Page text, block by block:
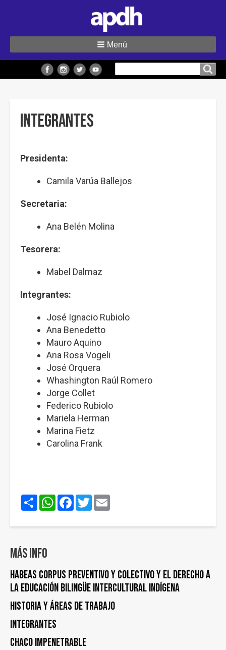
Menú
Integrantes
Presidenta:
Camila Varúa Ballejos
Secretaria:
Ana Belén Molina
Tesorera:
Mabel Dalmaz
Integrantes:
José Ignacio Rubiolo
Ana Benedetto
Mauro Aquino
Ana Rosa Vogeli
José Orquera
Whashington Raúl Romero
Jorge Collet
Federico Rubiolo
Mariela Herman
Marina Fietz
Carolina Frank
ShareWhatsApp
Facebook
Twitter
Más info
HABEAS CORPUS PREVENTIVO Y COLECTIVO y EL DERECHO A
LA EDUCACIÓN BILINGÜE INTERCULTURAL INDÍGENA
Historia y áreas de trabajo
Integrantes
Chaco Impenetrable